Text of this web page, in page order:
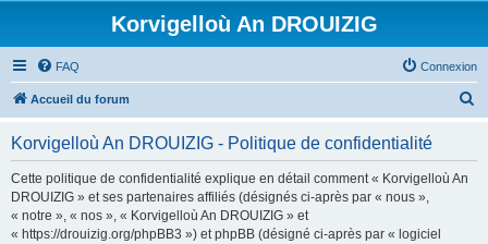
Korvigelloù An DROUIZIG
FAQ Connexion
Accueil du forum
Korvigelloù An DROUIZIG - Politique de confidentialité
Cette politique de confidentialité explique en détail comment « Korvigelloù An
DROUIZIG » et ses partenaires affiliés (désignés ci-après par « nous »,
« notre », « nos », « Korvigelloù An DROUIZIG » et
« https://drouizig.org/phpBB3 ») et phpBB (désigné ci-après par « logiciel